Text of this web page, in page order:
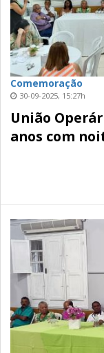
Comemoração
30-09-2025, 15:27h
União
anos com